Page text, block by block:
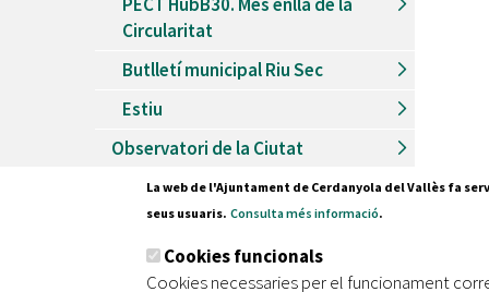
Circularitat
Butlletí municipal Riu Sec
Estiu
Observatori de la Ciutat
La web de l'Ajuntament de Cerdanyola del Vallès fa
seus usuaris. Consulta més informació.
Cookies funcionals
Cookies necessaries per el funcionament